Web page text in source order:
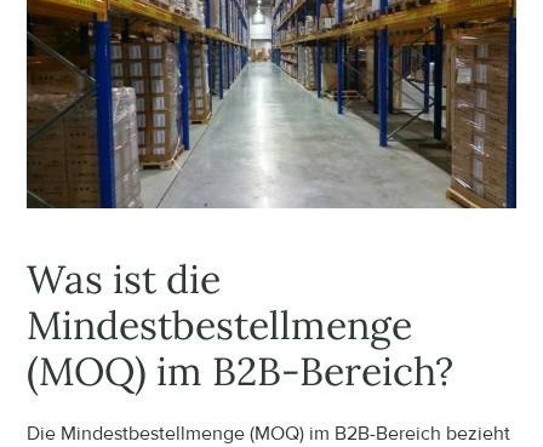
Was ist die
Mindestbestellmenge
(MOQ) im B2B-Bereich?
Die Mindestbestellmenge (MOQ) im B2B-Bereich bezieht